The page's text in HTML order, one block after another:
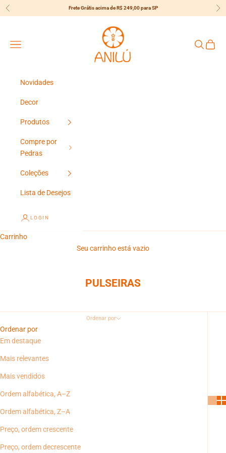
Pular para o conteúdo
Anterior Frete Grátis acima de R$ 249,00 para SP
Anilú
Menu
Pesquisar
Novidades
Decor
Produtos
Compre por
Pedras
Coleções
Lista de Desejos
LOGIN
Carrinho
Seu carrinho está vazio
PULSEIRAS
Ordenar por
Ordenar por
Em destaque
Mais relevantes
Mais vendidos
Ordem alfabética, A–Z
Ordem alfabética, Z–A
Preço, ordem crescente
Preço, ordem decrescente
{{currency}}{{discount}} undefined
View Cart